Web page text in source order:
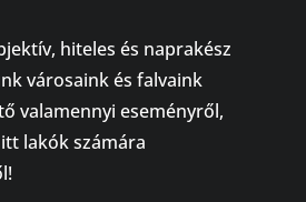
hiteles és naprakész
városaink és falvaink
valamennyi eseményről,
lakók számára